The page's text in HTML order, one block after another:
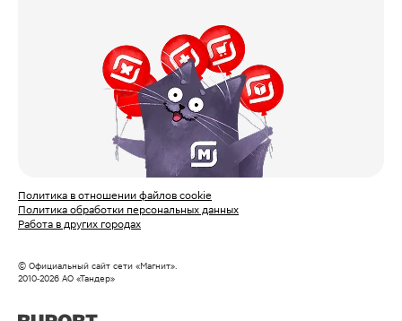
Политика в отношении файлов cookie
Политика обработки персональных данных
Работа в других городах
© Официальный сайт сети «Магнит».
2010‑2026 АО «Тандер»